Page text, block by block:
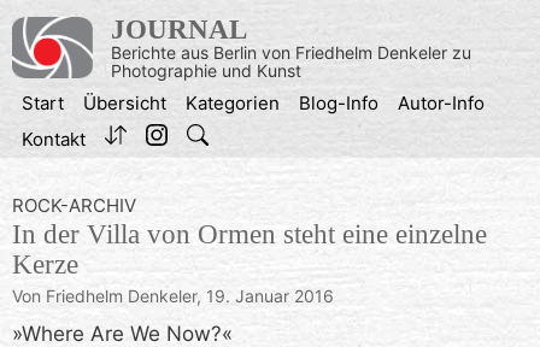
Inhalt
springen
JOURNAL
Berichte aus Berlin von Friedhelm Denkeler zu
Photographie und Kunst
Start Übersicht Kategorien Blog-Info
Autor-Info
Kontakt
ROCK-ARCHIV
In der Villa von Ormen steht eine einzelne
Kerze
Von Friedhelm Denkeler, 19. Januar 2016
»Where Are We Now?«